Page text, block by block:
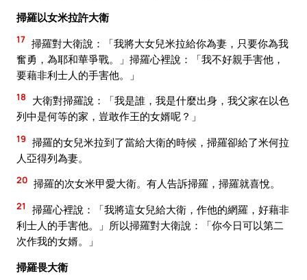
掃羅以女米拉許大衛
17 掃羅對大衛說：「我將大女兒米拉給你為妻，只要你為我
奮勇，為耶和華爭戰。」掃羅心裡說：「我不好親手害他，
要藉非利士人的手害他。」
18
大衛對掃羅說：「我是誰，我是什麼出身，我父家在以色
列中是何等的家，豈敢作王的女婿呢？」
19 掃羅的女兒米拉到了當給大衛的時候，掃羅卻給了米何拉
人亞得列為妻。
20 掃羅的次女米甲愛大衛。有人告訴掃羅，掃羅就喜悅。
21
掃羅心裡說：「我將這女兒給大衛，作他的網羅，好藉非
利士人的手害他。」所以掃羅對大衛說：「你今日可以第二
次作我的女婿。」
掃羅畏大衛